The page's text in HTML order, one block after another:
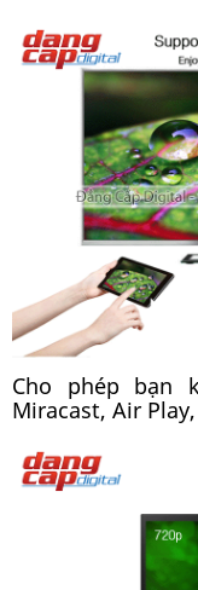
Cho phép
Miracast, Air